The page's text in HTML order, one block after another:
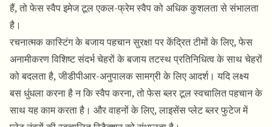
हैं, तोफेस स्वैप इमेज टूलएकल-फ्रेम स्वैप को अधिक कुशलता से संभालता
है।
रचनात्मक कास्टिंग के बजाय पहचान सुरक्षा पर केंद्रित टीमों के लिए,फेस
अनामीकरणविशिष्ट संदर्भ चेहरों के बजाय तटस्थ प्रतिनिधित्व के साथ चेहरों
को बदलता है, जीडीपीआर-अनुपालक सामग्री के लिए आदर्श। यदि लक्ष्य
बस धुंधला करना है न कि स्वैप करना, तोफेस ब्लर टूलस्वचालित पहचान के
साथ यह काम करता है। और वाहनों के लिए,लाइसेंस प्लेट ब्लरफुटेज में